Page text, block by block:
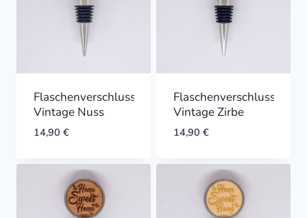
Flaschenverschluss
Vintage Nuss
14,90 €
Flaschenverschluss
Vintage Zirbe
14,90 €